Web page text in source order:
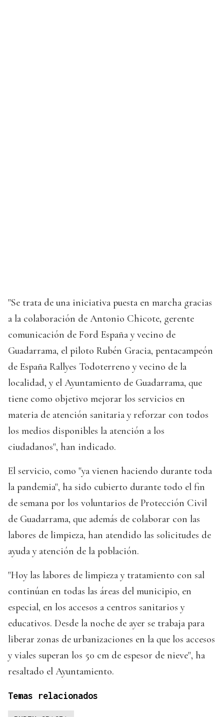
"Se trata de una iniciativa puesta en marcha gracias
a la colaboración de Antonio Chicote, gerente
comunicación de Ford España y vecino de
Guadarrama, el piloto Rubén Gracia, pentacampeón
de España Rallyes Todoterreno y vecino de la
localidad, y el Ayuntamiento de Guadarrama, que
tiene como objetivo mejorar los servicios en
materia de atención sanitaria y reforzar con todos
los medios disponibles la atención a los
ciudadanos", han indicado.
El servicio, como "ya vienen haciendo durante toda
la pandemia", ha sido cubierto durante todo el fin
de semana por los voluntarios de Protección Civil
de Guadarrama, que además de colaborar con las
labores de limpieza, han atendido las solicitudes de
ayuda y atención de la población.
"Hoy las labores de limpieza y tratamiento con sal
continúan en todas las áreas del municipio, en
especial, en los accesos a centros sanitarios y
educativos. Desde la noche de ayer se trabaja para
liberar zonas de urbanizaciones en la que los accesos
y viales superan los 50 cm de espesor de nieve", ha
resaltado el Ayuntamiento.
Temas relacionados